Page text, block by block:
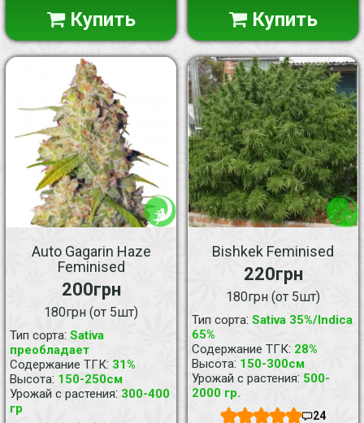
Купить Купить
Auto Gagarin Haze
Feminised
200грн
180грн (от 5шт)
Тип сорта: Sativa
преобладает
Содержание ТГК: 31%
Высота: 150-250см
Урожай с растения: 300-400
гр
Bishkek Feminised
220грн
180грн (от 5шт)
Тип сорта: Sativa 35%/Indica
65%
Содержание ТГК: 28%
Высота: 150-300см
Урожай с растения: 500-
2000 гр.
24